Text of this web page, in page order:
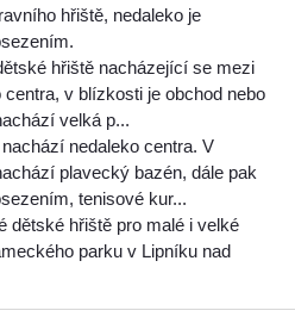
hřiště, nedaleko je
hřiště nacházející se mezi
v blízkosti je obchod nebo
velká p...
nedaleko centra. V
plavecký bazén, dále pak
tenisové kur...
dětské hřiště pro malé i velké
parku v Lipníku nad